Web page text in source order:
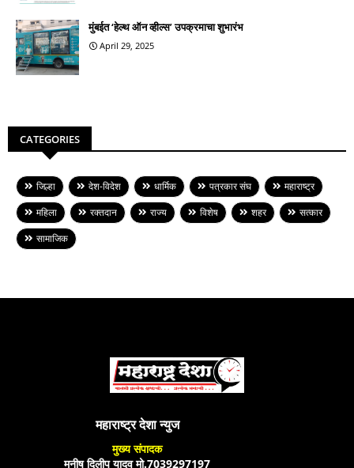
मुंबईत ‘हेल्थ ऑन व्हील्स’ उपक्रमाचा शुभारंभ
April 29, 2025
CATEGORIES
जिल्हा देश-विदेश धार्मिक पत्रकार संघ
महाराष्ट्र
महिला
रक्तदान राज्य विशेष शहर
सत्कार
सामाजिक
महाराष्ट्र देशा न्युज
मुख्य संपादक
मनीष दिलीप यादव मो.7039297197